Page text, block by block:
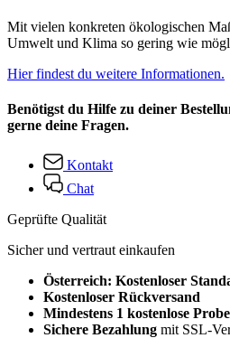
Mit vielen konkreten ökologischen
Umwelt und Klima so gering wie
Hier findest du weitere Informationen.
Benötigst du Hilfe zu deiner
gerne deine Fragen.
Kontakt
Chat
Geprüfte Qualität
Sicher und vertraut einkaufen
Österreich: Kostenloser
Kostenloser Rückversand
Mindestens 1 kostenlose Probe
Sichere Bezahlung mit SSL-